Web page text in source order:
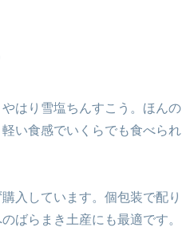
はり雪塩ちんすこう。ほんの
い食感でいくらでも食べられ
入しています。個包装で配り
ばらまき土産にも最適です。